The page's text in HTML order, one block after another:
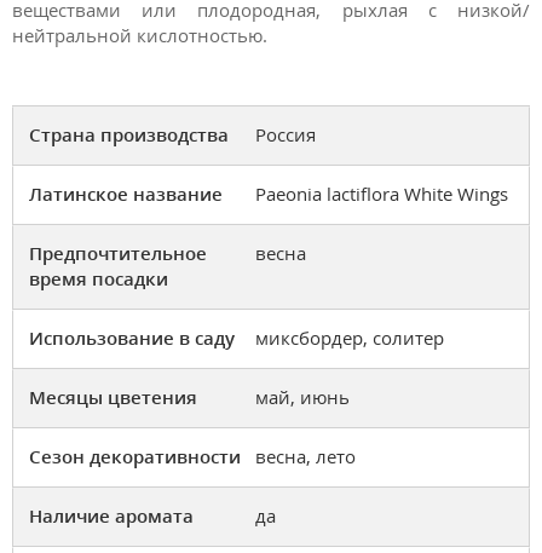
веществами или плодородная, рыхлая с низкой/
нейтральной кислотностью.
Страна производства Россия
Латинское название Paeonia lactiflora White Wings
Предпочтительное
время посадки
весна
Использование в саду миксбордер, солитер
Месяцы цветения май, июнь
Сезон декоративности весна, лето
Наличие аромата да